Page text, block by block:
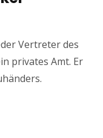
Vertreter des
privates Amt. Er